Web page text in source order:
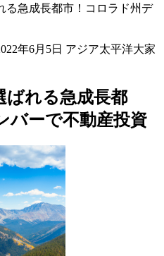
る急成長都市！コロラド州デ
年6月5日 アジア太平洋大家
ばれる急成長都
バーで不動産投資